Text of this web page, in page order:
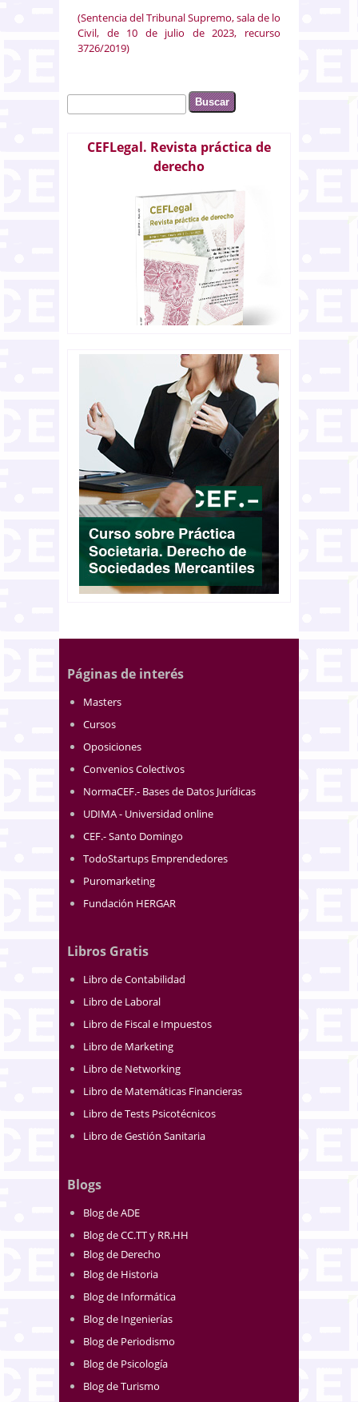
(Sentencia del Tribunal Supremo, sala de lo
Civil, de 10 de julio de 2023, recurso
3726/2019)
Formulario de búsqueda
Buscar
CEFLegal. Revista práctica de
derecho
Páginas de interés
Masters
Cursos
Oposiciones
Convenios Colectivos
NormaCEF.- Bases de Datos Jurídicas
UDIMA - Universidad online
CEF.- Santo Domingo
TodoStartups Emprendedores
Puromarketing
Fundación HERGAR
Libros Gratis
Libro de Contabilidad
Libro de Laboral
Libro de Fiscal e Impuestos
Libro de Marketing
Libro de Networking
Libro de Matemáticas Financieras
Libro de Tests Psicotécnicos
Libro de Gestión Sanitaria
Blogs
Blog de ADE
Blog de CC.TT y RR.HH
Blog de Derecho
Blog de Historia
Blog de Informática
Blog de Ingenierías
Blog de Periodismo
Blog de Psicología
Blog de Turismo